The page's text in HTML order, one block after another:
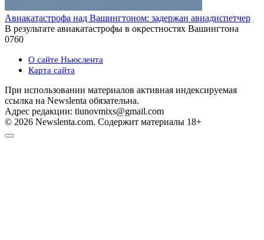
Авиакатастрофа над Вашингтоном: задержан авиадиспетчер
В результате авиакатастрофы в окрестностях Вашингтона
0760
О сайте Ньюслента
Карта сайта
При использовании материалов активная индексируемая
ссылка на Newslenta обязательна.
Адрес редакции: tiunovmixs@gmail.com
© 2026 Newslenta.com. Содержит материалы 18+